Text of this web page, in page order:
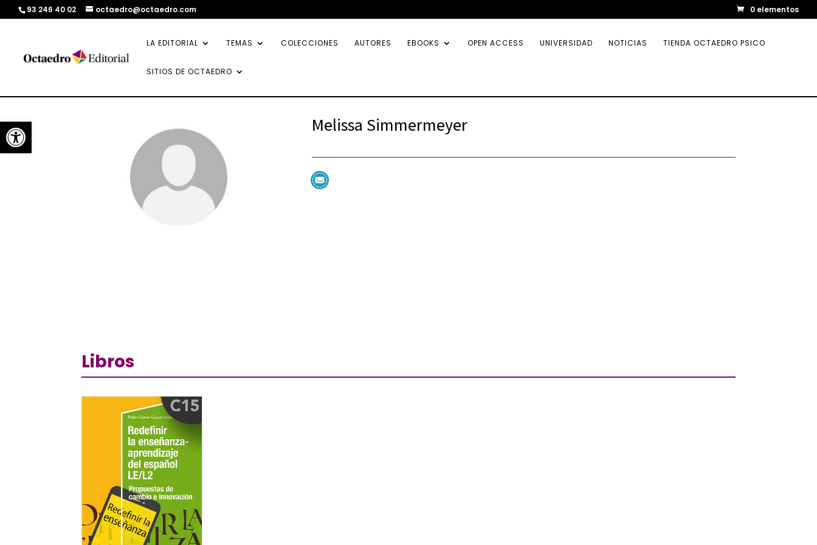
Abrir barra de herramientas
93 246 40 02 octaedro@octaedro.com 0 elementos
LA EDITORIAL TEMAS COLECCIONES AUTORES EBOOKS OPEN ACCESS UNIVERSIDAD NOTICIAS TIENDA OCTAEDRO PSICO
SITIOS DE OCTAEDRO
Melissa Simmermeyer
Libros